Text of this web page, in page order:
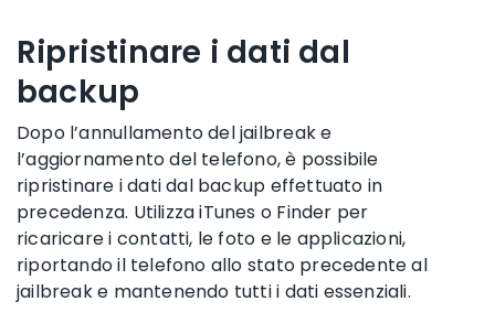
Ripristinare i dati dal
backup
Dopo l’annullamento del jailbreak e
l’aggiornamento del telefono, è possibile
ripristinare i dati dal backup effettuato in
precedenza. Utilizza iTunes o Finder per
ricaricare i contatti, le foto e le applicazioni,
riportando il telefono allo stato precedente al
jailbreak e mantenendo tutti i dati essenziali.